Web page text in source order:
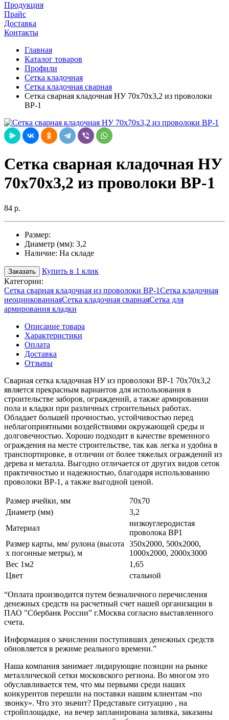
Продукция
Прайс
Доставка
Контакты
Главная
Каталог товаров
Профили
Сетка кладочная
Сетка кладочная сварная
Сетка сварная кладочная НУ 70х70х3,2 из проволоки
ВР-1
Сетка сварная кладочная НУ
70х70х3,2 из проволоки ВР-1
84 р.
Размер:
Диаметр (мм): 3,2
Наличие: На складе
Заказать
Купить в 1 клик
Категории:
Сетка сварная кладочная из проволоки ВР-1Сетка кладочная
неоцинкованнаяСетка кладочная сварнаяСетка для
армирования кладки
Описание товара
Характеристики
Оплата
Доставка
Отзывы
Сварная сетка кладочная НУ из проволоки ВР-1 70х70х3,2
является прекрасным вариантов для использования в
строительстве заборов, ограждений, а также армировании
пола и кладки при различных строительных работах.
Обладает большей прочностью, устойчивостью перед
неблагоприятными воздействиями окружающей среды и
долговечностью. Хорошо подходит в качестве временного
ограждения на месте строительстве, так как легка и удобна в
транспортировке, в отличии от более тяжелых ограждений из
дерева и металла. Выгодно отличается от других видов сеток
практичностью и надежностью, благодаря использованию
проволоки ВР-1, а также выгодной ценой.
Размер ячейки, мм
70х70
Диаметр (мм)
3,2
Материал
низкоуглеродистая
проволока ВР1
Размер карты, мм/ рулона (высота
х погонные метры), м
350х2000, 500х2000,
1000х2000, 2000х3000
Вес 1м2
1,65
Цвет
стальной
“Оплата производится путем безналичного перечисления
денежных средств на расчетный счет нашей организации в
ПАО "Сбербанк России” г.Москва согласно выставленного
счета.
Информация о зачислении поступивших денежных средств
обновляется в режиме реального времени.”
Наша компания занимает лидирующие позиции на рынке
металлической сетки московского региона. Во многом это
обуславливается тем, что мы первыми среди наших
конкурентов перешли на поставки нашим клиентам «по
звонку». Что это значит? Представьте ситуацию , на
стройплощадке, на вечер запланирована заливка, заказаны